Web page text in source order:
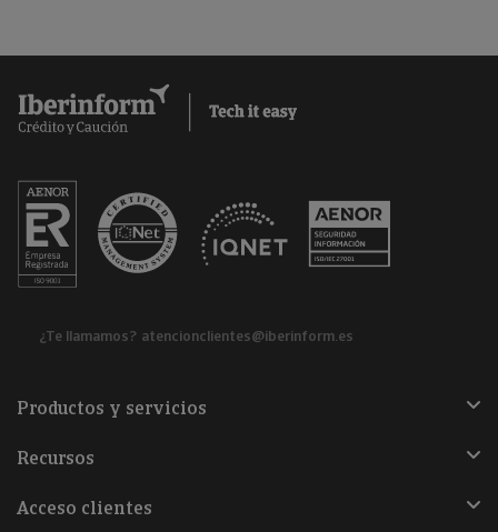
¿Te llamamos? atencionclientes@iberinform.es
Productos y servicios
Recursos
Acceso clientes